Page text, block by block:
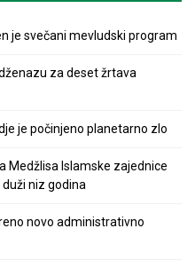
je svečani mevludski program
za deset žrtava
je počinjeno planetarno zlo
Medžlisa Islamske zajednice
niz godina
novo administrativno